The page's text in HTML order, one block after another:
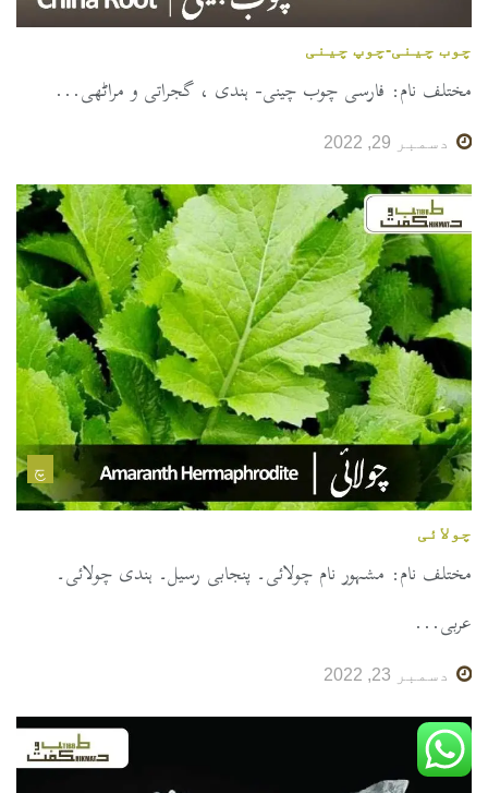
چوب چینی-چوپ چینی
مختلف نام: فارسی چوب چینی- ہندی ، گجراتی و مراٹھی...
دسمبر 29, 2022
چ
چولائی
مختلف نام: مشہور نام چولائی۔ پنجابی رسیل۔ ہندی چولائی۔
عربی...
دسمبر 23, 2022